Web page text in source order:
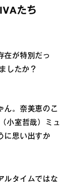
たち
在が特別だっ
したか？
ん。奈美恵のこ
小室哲哉）ミュ
に思い出すか
ルタイムではな